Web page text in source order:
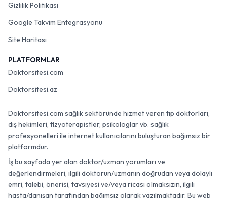
Gizlilik Politikası
Google Takvim Entegrasyonu
Site Haritası
PLATFORMLAR
Doktorsitesi.com
Doktorsitesi.az
Doktorsitesi.com sağlık sektöründe hizmet veren tıp doktorları,
diş hekimleri, fizyoterapistler, psikologlar vb. sağlık
profesyonelleri ile internet kullanıcılarını buluşturan bağımsız bir
platformdur.
İş bu sayfada yer alan doktor/uzman yorumları ve
değerlendirmeleri, ilgili doktorun/uzmanın doğrudan veya dolaylı
emri, talebi, önerisi, tavsiyesi ve/veya ricası olmaksızın, ilgili
hasta/danışan tarafından bağımsız olarak yazılmaktadır. Bu web